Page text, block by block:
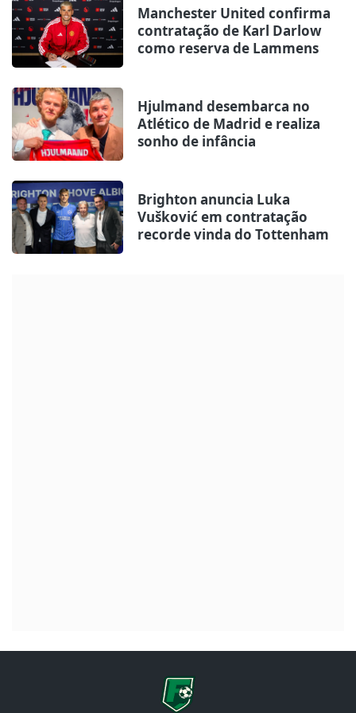
Manchester United confirma
contratação de Karl Darlow
como reserva de Lammens
Hjulmand desembarca no
Atlético de Madrid e realiza
sonho de infância
Brighton anuncia Luka
Vušković em contratação
recorde vinda do Tottenham